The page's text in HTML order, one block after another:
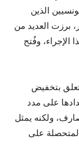
الذين
برزت العديد من
الإجراء، وفُتح
بتخفيض
على مدد
ولكنه يمثل
على